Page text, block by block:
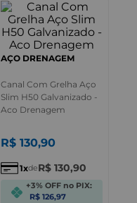
AÇO DRENAGEM
Canal Com Grelha Aço
Slim H50 Galvanizado -
Aco Drenagem
R$ 130,90
1 deR$ 130,90
+3% OFF no PIX:
R$ 126,97